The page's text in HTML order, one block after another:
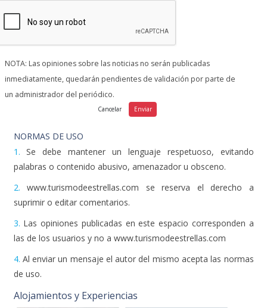
NOTA: Las opiniones sobre las noticias no serán publicadas
inmediatamente, quedarán pendientes de validación por parte de
un administrador del periódico.
NORMAS DE USO
1. Se debe mantener un lenguaje respetuoso, evitando
palabras o contenido abusivo, amenazador u obsceno.
2. www.turismodeestrellas.com se reserva el derecho a
suprimir o editar comentarios.
3. Las opiniones publicadas en este espacio corresponden a
las de los usuarios y no a www.turismodeestrellas.com
4. Al enviar un mensaje el autor del mismo acepta las normas
de uso.
Alojamientos y Experiencias